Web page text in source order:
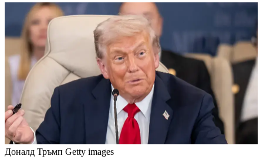
Доналд Тръмп Getty images